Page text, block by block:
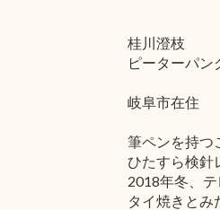
桂川澄枝
ピーターパン
岐阜市在住
筆ペンを持つ
ひたすら検針
2018年冬、
タイ焼きとみ